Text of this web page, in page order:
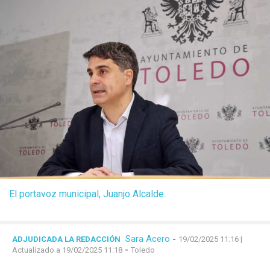
El portavoz municipal, Juanjo Alcalde.
ADJUDICADA LA REDACCIÓN Sara Acero - 19/02/2025 11:16 |
Actualizado a 19/02/2025 11:18 - Toledo